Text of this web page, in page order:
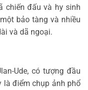
chiến đấu và hy sinh
bảo tàng và nhiều
và dã ngoại.
Ude, có tượng đầu
là điểm chụp ảnh phổ